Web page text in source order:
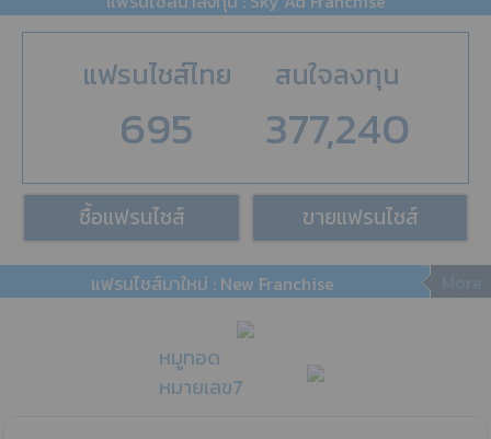
แฟรนไชส์ไทย
695
สนใจลงทุน
377,240
ซื้อแฟรนไชส์ ขายแฟรนไชส์
แฟรนไชส์มาใหม่ : New Franchise
หมูทอด
หมายเลข7